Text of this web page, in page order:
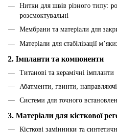
Нитки для швів різного типу:
розсмоктувальні
Мембрани та матеріали для
Матеріали для стабілізації
2. Імпланти та компоненти
Титанові та керамічні імпланти
Абатменти, гвинти,
Системи для точного
3. Матеріали для кісткової
Кісткові замінники та